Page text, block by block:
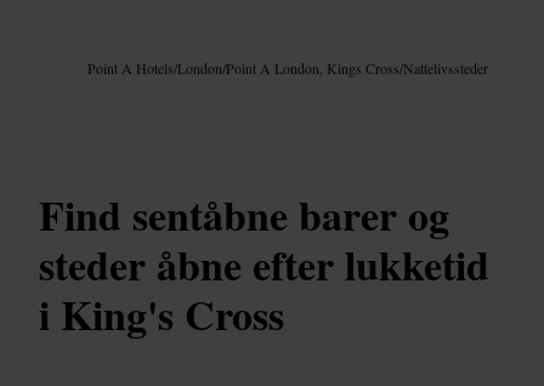
Point A Hotels/London/Point A London, Kings Cross/Nattelivssteder
Find sentåbne barer og
steder åbne efter lukketid
i King's Cross